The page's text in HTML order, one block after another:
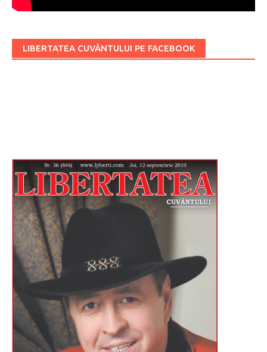
LIBERTATEA CUVÂNTULUI PE FACEBOOK